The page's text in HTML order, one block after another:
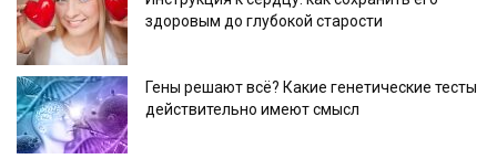
здоровым до глубокой старости
Гены решают всё? Какие генетические тесты
действительно имеют смысл